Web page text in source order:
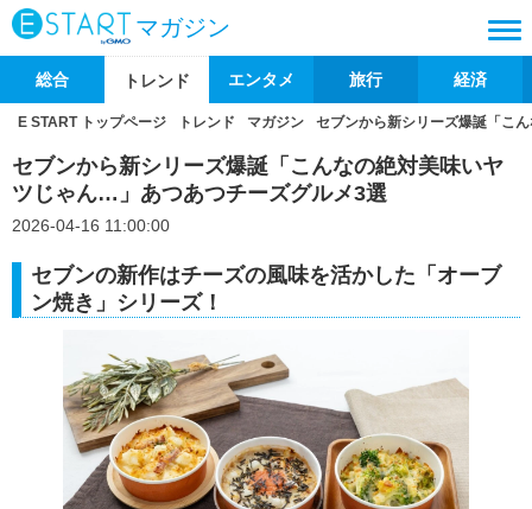
マガジン
総合 トレンド エンタメ 旅行 経済
E START トップページ トレンド マガジン セブンから新シリーズ爆誕「こ
セブンから新シリーズ爆誕「こんなの絶対美味いヤ
ツじゃん…」あつあつチーズグルメ3選
2026-04-16 11:00:00
セブンの新作はチーズの風味を活かした「オーブ
ン焼き」シリーズ！